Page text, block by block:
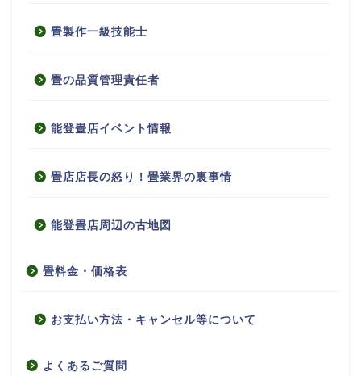
畳製作一級技能士
畳の品質管理責任者
能登畳店イベント情報
畳店店長の怒り！畳業界の裏事情
能登畳店周辺の古地図
畳料金・価格表
お支払い方法・キャンセル等について
よくあるご質問